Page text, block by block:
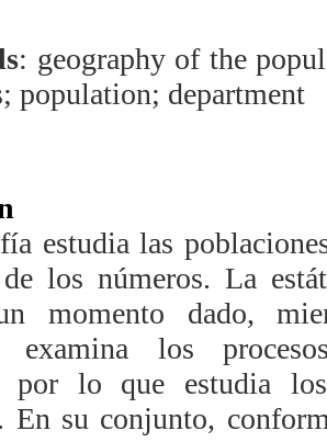
: geography of the
population; department
estudia las
los números. La
momento dado,
examina los
por lo que estudia
En su conjunto,